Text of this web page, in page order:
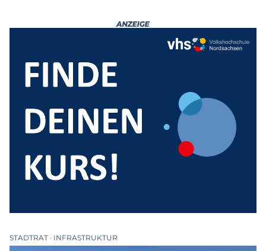
STADTRAT INFRASTRUKTUR